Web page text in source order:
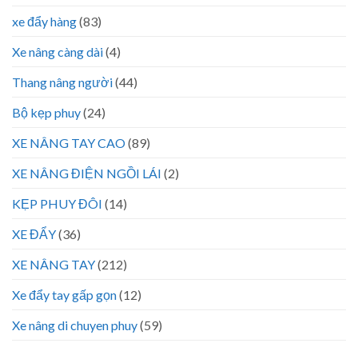
xe đẩy hàng(83)
Xe nâng càng dài(4)
Thang nâng người(44)
Bộ kẹp phuy(24)
XE NÂNG TAY CAO(89)
XE NÂNG ĐIỆN NGỒI LÁI (2)
KẸP PHUY ĐÔI (14)
XE ĐẨY(36)
XE NÂNG TAY(212)
Xe đẩy tay gấp gọn(12)
Xe nâng di chuyen phuy(59)